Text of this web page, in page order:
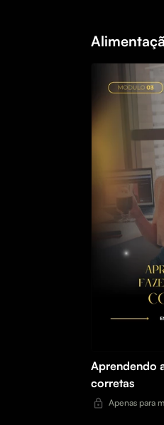
Aprendendo
corretas
Apenas para